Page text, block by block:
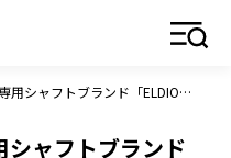
三菱ケミカルの女性専用シャフトブランド「ELDIO（エルディオ）」誕生！
シャフトブランド